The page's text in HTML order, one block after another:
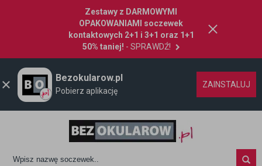
Zestawy z DARMOWYMI
OPAKOWANIAMI soczewek
kontaktowych 2+1 i 3+1 oraz 1+1
50% taniej! - SPRAWDŹ!
Bezokularow.pl
Pobierz aplikację
ZAINSTALUJ